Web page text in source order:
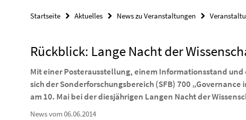
Startseite Aktuelles News zu Veranstaltungen
Rückblick: Lange Nacht der
Mit einer Posterausstellung, einem Informationsstand
sich der Sonderforschungsbereich (SFB) 700
am 10. Mai bei der diesjährigen Langen Nacht der
News vom 06.06.2014